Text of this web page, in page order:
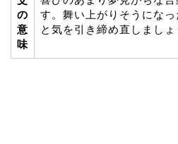
の
意
味
す。舞い上がりそうにな
と気を引き締め直しましょ